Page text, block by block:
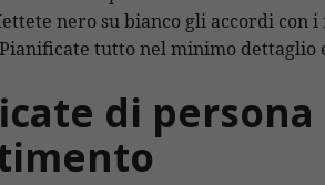
nero su bianco gli accordi con
tutto nel minimo
di persona